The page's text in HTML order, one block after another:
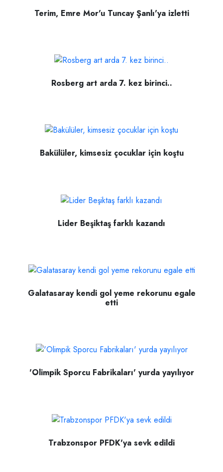
Terim, Emre Mor'u Tuncay Şanlı'ya izletti
Rosberg art arda 7. kez birinci..
Bakülüler, kimsesiz çocuklar için koştu
Lider Beşiktaş farklı kazandı
Galatasaray kendi gol yeme rekorunu egale
etti
'Olimpik Sporcu Fabrikaları' yurda yayılıyor
Trabzonspor PFDK'ya sevk edildi